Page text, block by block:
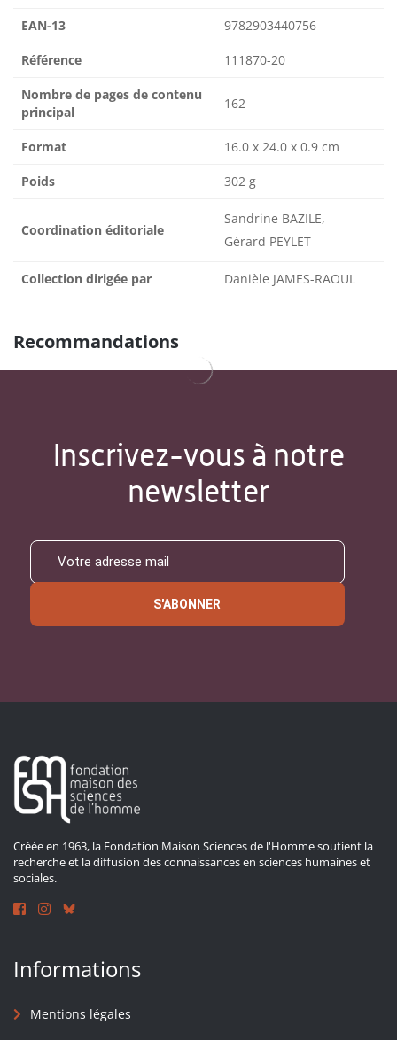
EAN-13 9782903440756
Référence 111870-20
Nombre de pages de contenu
principal
162
Format 16.0 x 24.0 x 0.9 cm
Poids 302 g
Coordination éditoriale
Sandrine BAZILE,
Gérard PEYLET
Collection dirigée par Danièle JAMES-RAOUL
Recommandations
Inscrivez-vous à notre
newsletter
S'ABONNER
Créée en 1963, la Fondation Maison Sciences de l'Homme soutient la
recherche et la diffusion des connaissances en sciences humaines et
sociales.
Informations
Mentions légales